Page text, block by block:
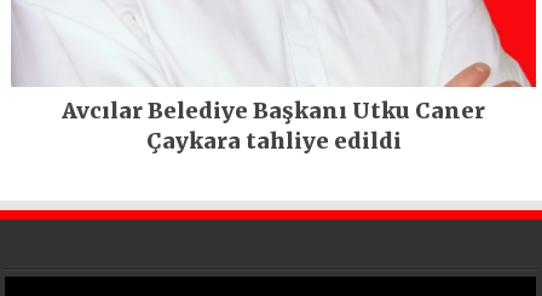
Avcılar Belediye Başkanı Utku Caner
Çaykara tahliye edildi